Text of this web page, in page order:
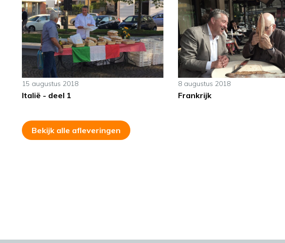
15 augustus 2018
Italië - deel 1
8 augustus 2018
Frankrijk
Bekijk alle afleveringen